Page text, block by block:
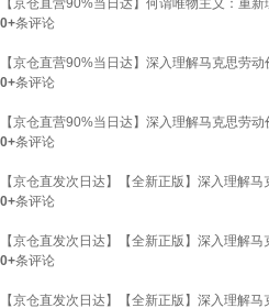
【京仓直营90%当日达】何谓唯物主义：重
0+条评论
【京仓直营90%当日达】深入理解马克思劳
0+条评论
【京仓直营90%当日达】深入理解马克思劳
0+条评论
【京仓直发次日达】【全新正版】深入理解
0+条评论
【京仓直发次日达】【全新正版】深入理解
0+条评论
【京仓直发次日达】【全新正版】深入理解